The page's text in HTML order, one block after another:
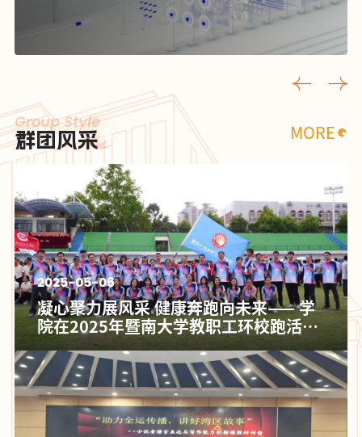
Group Style
群团风采 MORE
2025-05-06
凝心聚力展风采 健康奔跑向未来—— 学
院在2025年暨南大学教职工环校跑活动
取得佳绩